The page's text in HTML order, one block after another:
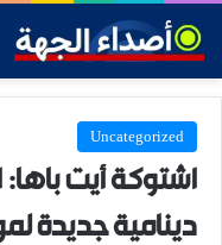
Uncategorized
اشتوكة أيت
دينامية جديدة